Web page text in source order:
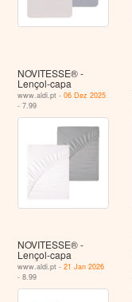
NOVITESSE® -
Lençol-capa
www.aldi.pt -06 Dez 2025
- 7.99
NOVITESSE® -
Lençol-capa
www.aldi.pt -21 Jan 2026
- 8.99